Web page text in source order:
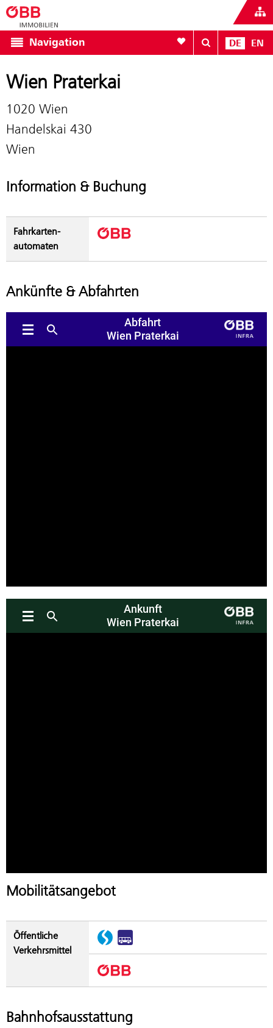
Navigation Zur Favoritenliste
DE EN
Wien Praterkai
1020 Wien
Handelskai 430
Wien
Information & Buchung
Fahrkarten­
automaten
Ankünfte & Abfahrten
Mobilitätsangebot
Öffentliche
Verkehrsmittel
Bahnhofsausstattung